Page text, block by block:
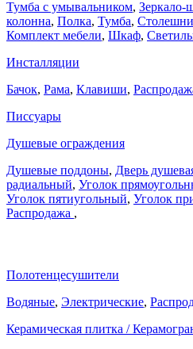
Тумба с умывальником, Зеркало-
колонна, Полка, Тумба,
Комплект мебели, Шкаф,
Инсталляции
Бачок, Рама, Клавиши,
Писсуары
Душевые ограждения
Душевые поддоны, Дверь
радиальный, Уголок
Уголок пятиугольный, Уголок
Распродажа ,
Полотенцесушители
Водяные, Электрические,
Керамическая плитка /